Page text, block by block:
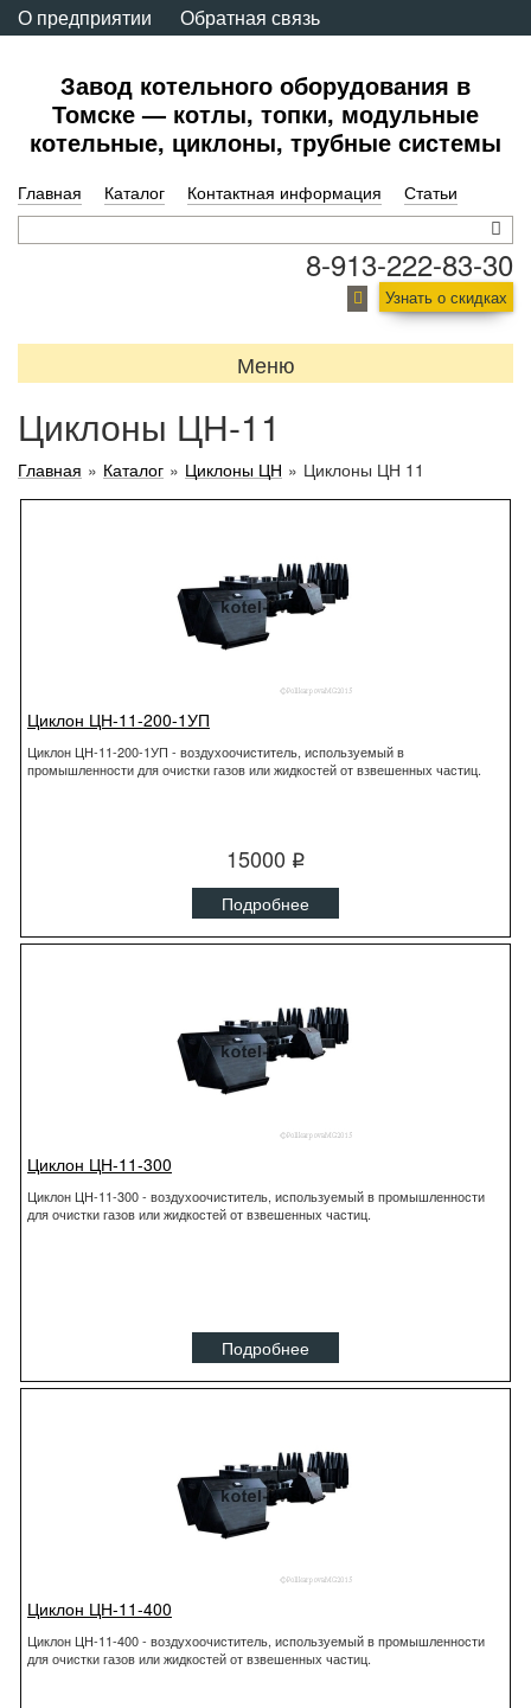
О предприятии Обратная связь
Завод котельного оборудования в
Томске — котлы, топки, модульные
котельные, циклоны, трубные системы
Главная Каталог Контактная информация Статьи
8-913-222-83-30
Узнать о скидках
Меню
Циклоны ЦН-11
Главная » Каталог » Циклоны ЦН » Циклоны ЦН 11
Циклон ЦН-11-200-1УП
Циклон ЦН-11-200-1УП - воздухоочиститель, используемый в
промышленности для очистки газов или жидкостей от взвешенных частиц.
15000 q
Подробнее
Циклон ЦН-11-300
Циклон ЦН-11-300 - воздухоочиститель, используемый в промышленности
для очистки газов или жидкостей от взвешенных частиц.
Подробнее
Циклон ЦН-11-400
Циклон ЦН-11-400 - воздухоочиститель, используемый в промышленности
для очистки газов или жидкостей от взвешенных частиц.